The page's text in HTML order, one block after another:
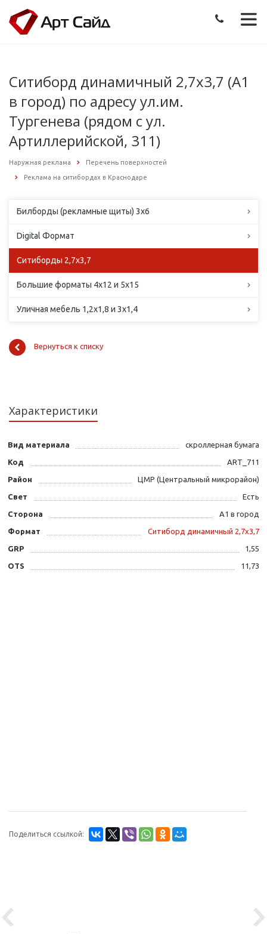
Ситиборд динамичный 2,7х3,7 (А1
в город) по адресу ул.им.
Тургенева (рядом с ул.
Артиллерийской, 311)
Наружная реклама Перечень поверхностей
Реклама на ситибордах в Краснодаре
Билборды (рекламные щиты) 3х6
Digital Формат
Ситиборды 2,7х3,7
Большие форматы 4х12 и 5х15
Уличная мебель 1,2х1,8 и 3х1,4
Вернуться к списку
Характеристики
Вид материала скроллерная бумага
Код ART_711
Район ЦМР (Центральный микрорайон)
Свет Есть
Сторона А1 в город
Формат Ситиборд динамичный 2,7х3,7
GRP 1,55
OTS 11,73
Поделиться ссылкой:
Previous